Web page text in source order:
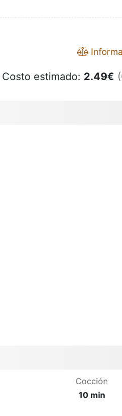
Costo estimado: 2.49€
Cocción
10 min